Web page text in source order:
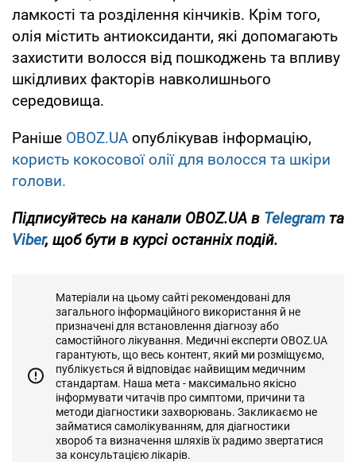
ламкості та розділення кінчиків. Крім того,
олія містить антиоксиданти, які допомагають
захистити волосся від пошкоджень та впливу
шкідливих факторів навколишнього
середовища.
Раніше OBOZ.UA опублікував інформацію,
користь кокосової олії для волосся та шкіри
голови.
Підписуйтесь на канали OBOZ.UA в Telegram та
Viber, щоб бути в курсі останніх подій.
Матеріали на цьому сайті рекомендовані для
загального інформаційного використання й не
призначені для встановлення діагнозу або
самостійного лікування. Медичні експерти OBOZ.UA
гарантують, що весь контент, який ми розміщуємо,
публікується й відповідає найвищим медичним
стандартам. Наша мета - максимально якісно
інформувати читачів про симптоми, причини та
методи діагностики захворювань. Закликаємо не
займатися самолікуванням, для діагностики
хвороб та визначення шляхів їх радимо звертатися
за консультацією лікарів.